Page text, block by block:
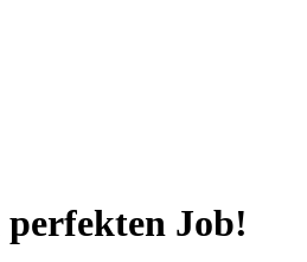
Job!